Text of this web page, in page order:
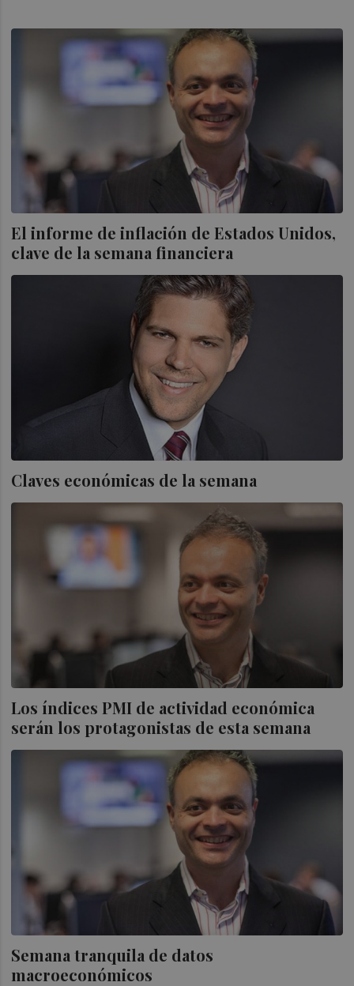
El informe de inflación de Estados Unidos,
clave de la semana financiera
Claves económicas de la semana
Los índices PMI de actividad económica
serán los protagonistas de esta semana
Semana tranquila de datos
macroeconómicos